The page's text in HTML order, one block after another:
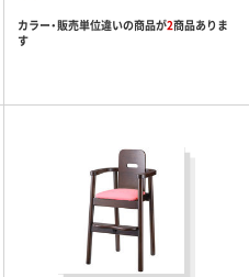
カラー・販売単位違いの商品が2商品ありま
す